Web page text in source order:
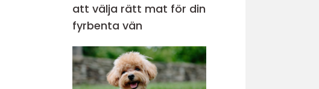
att välja rätt mat för din
fyrbenta vän